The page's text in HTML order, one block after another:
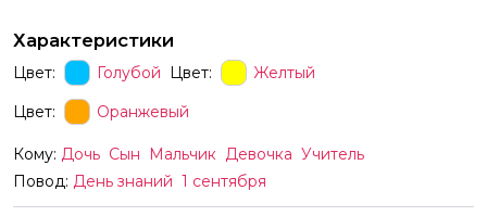
Характеристики
Цвет: Голубой Цвет:
Желтый
Цвет:
Оранжевый
Кому: Дочь Сын Мальчик Девочка Учитель
Повод: День знаний 1 сентября